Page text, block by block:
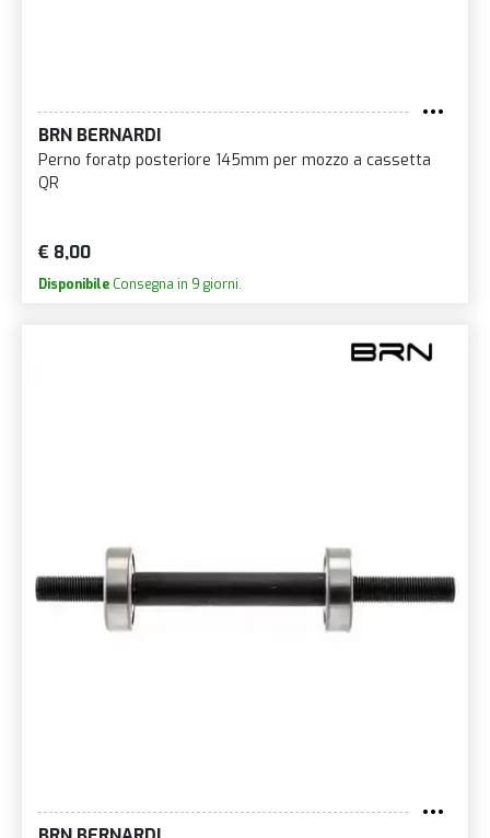
BRN BERNARDI
Perno foratp posteriore 145mm per mozzo a cassetta
QR
€ 8,00
Disponibile Consegna in 9 giorni.